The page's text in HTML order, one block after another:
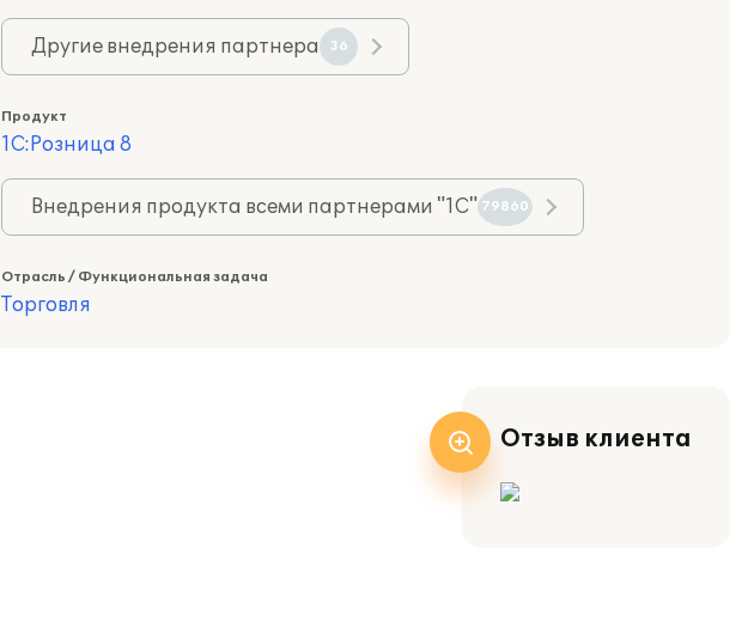
Другие внедрения партнера 36
Продукт
1С:Розница 8
Внедрения продукта всеми партнерами "1С" 79860
Отрасль / Функциональная задача
Торговля
Отзыв клиента